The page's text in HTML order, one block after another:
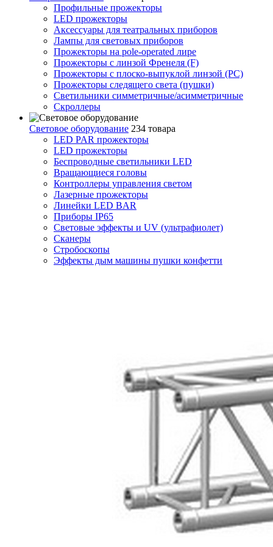
Профильные прожекторы
LED прожекторы
Аксессуары для театральных приборов
Лампы для световых приборов
Прожекторы на pole-operated лире
Прожекторы с линзой Френеля (F)
Прожекторы с плоско-выпуклой линзой (PC)
Прожекторы следящего света (пушки)
Светильники симметричные/асимметричные
Скроллеры
Световое оборудование 234 товара
LED PAR прожекторы
LED прожекторы
Беспроводные светильники LED
Вращающиеся головы
Контроллеры управления светом
Лазерные прожекторы
Линейки LED BAR
Приборы IP65
Световые эффекты и UV (ультрафиолет)
Сканеры
Стробоскопы
Эффекты дым машины пушки конфетти